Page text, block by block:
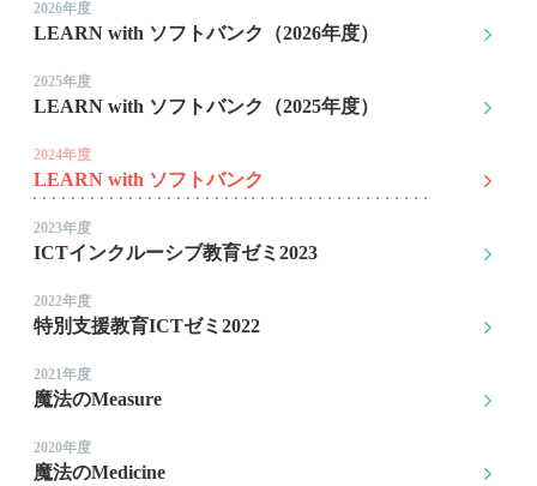
2026年度
LEARN with ソフトバンク（2026年度）
2025年度
LEARN with ソフトバンク（2025年度）
2024年度
LEARN with ソフトバンク
2023年度
ICTインクルーシブ教育ゼミ2023
2022年度
特別支援教育ICTゼミ2022
2021年度
魔法のMeasure
2020年度
魔法のMedicine